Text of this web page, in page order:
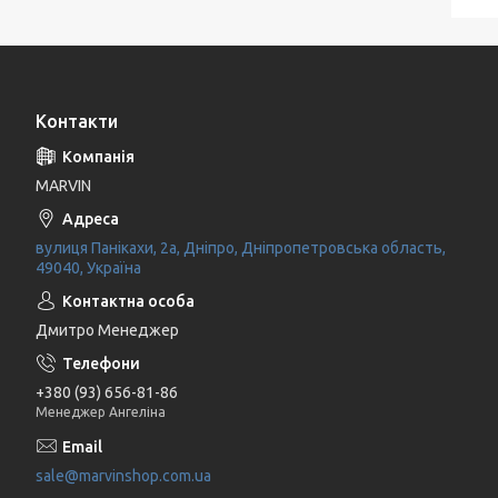
Контакти
MARVIN
вулиця Панікахи, 2а, Дніпро, Дніпропетровська область,
49040, Україна
Дмитро Менеджер
+380 (93) 656-81-86
Менеджер Ангеліна
sale@marvinshop.com.ua